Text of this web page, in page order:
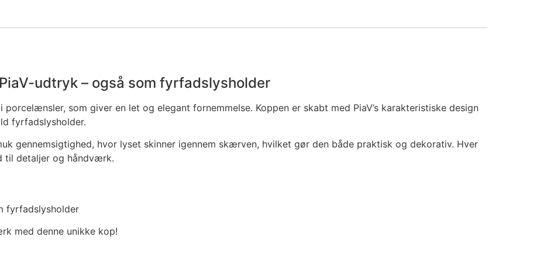
udtryk – også som fyrfadslysholder
som giver en let og elegant fornemmelse. Koppen er skabt med PiaV’s karakteristiske design
fyrfadslysholder.
gennemsigtighed, hvor lyset skinner igennem skærven, hvilket gør den både praktisk og dekorativ. Hver
til detaljer og håndværk.
fyrfadslysholder
med denne unikke kop!